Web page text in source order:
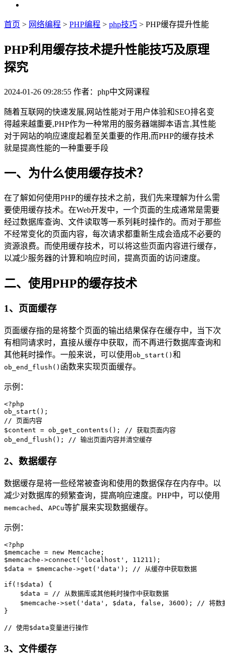
首页 > 网络编程 > PHP编程 > php技巧 > PHP缓存提升性能
PHP利用缓存技术提升性能技巧及原理
探究
2024-01-26 09:28:55 作者：php中文网课程
随着互联网的快速发展,网站性能对于用户体验和SEO排名变
得越来越重要,PHP作为一种常用的服务器端脚本语言,其性能
对于网站的响应速度起着至关重要的作用,而PHP的缓存技术
就是提高性能的一种重要手段
一、为什么使用缓存技术？
在了解如何使用PHP的缓存技术之前，我们先来理解为什么需
要使用缓存技术。在Web开发中，一个页面的生成通常是需要
经过数据库查询、文件读取等一系列耗时操作的。而对于那些
不经常变化的页面内容，每次请求都重新生成会造成不必要的
资源浪费。而使用缓存技术，可以将这些页面内容进行缓存，
以减少服务器的计算和响应时间，提高页面的访问速度。
二、使用PHP的缓存技术
1、页面缓存
页面缓存指的是将整个页面的输出结果保存在缓存中，当下次
有相同请求时，直接从缓存中获取，而不再进行数据库查询和
其他耗时操作。一般来说，可以使用 ob_start() 和
ob_end_flush() 函数来实现页面缓存。
示例：
<?php
ob_start();
// 页面内容
$content = ob_get_contents(); // 获取页面内容
2、数据缓存
数据缓存是将一些经常被查询和使用的数据保存在内存中。以
减少对数据库的频繁查询，提高响应速度。PHP中，可以使用
memcached 、 APCu等扩展来实现数据缓存。
示例：
<?php
$memcache = new Memcache;
$memcache->connect('localhost', 11211);
$data = $memcache->get('data'); // 从缓存中获取数据
if(!$data) {
    $data = // 从数据库或其他耗时操作中获取数据
$memcache->set('data', $data, false, 3600); // 将数据
}
3、文件缓存